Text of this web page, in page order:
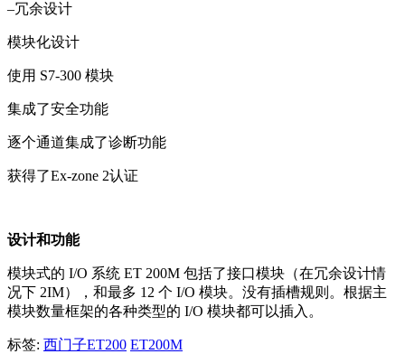
–冗余设计
模块化设计
使用 S7-300 模块
集成了安全功能
逐个通道集成了诊断功能
获得了Ex-zone 2认证
设计和功能
模块式的 I/O 系统 ET 200M 包括了接口模块（在冗余设计情
况下 2IM），和最多 12 个 I/O 模块。没有插槽规则。根据主
模块数量框架的各种类型的 I/O 模块都可以插入。
标签: 西门子ET200 ET200M